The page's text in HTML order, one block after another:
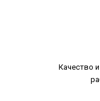
Качество